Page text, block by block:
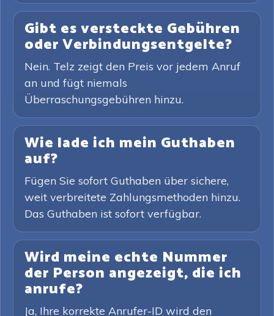
Gibt es versteckte Gebühren
oder Verbindungsentgelte?
Nein. Telz zeigt den Preis vor jedem Anruf
an und fügt niemals
Überraschungsgebühren hinzu.
Wie lade ich mein Guthaben
auf?
Fügen Sie sofort Guthaben über sichere,
weit verbreitete Zahlungsmethoden hinzu.
Das Guthaben ist sofort verfügbar.
Wird meine echte Nummer
der Person angezeigt, die ich
anrufe?
Ja, Ihre korrekte Anrufer-ID wird den